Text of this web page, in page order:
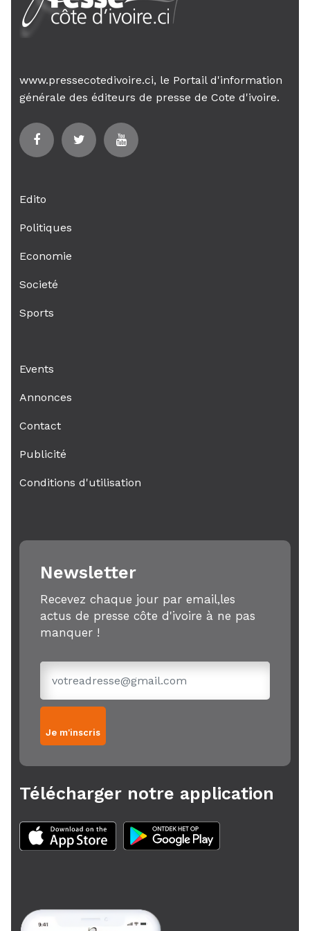
www.pressecotedivoire.ci, le Portail d'information
générale des éditeurs de presse de Cote d'ivoire.
Edito
Politiques
Economie
Societé
Sports
Events
Annonces
Contact
Publicité
Conditions d'utilisation
Newsletter
Recevez chaque jour par email,les
actus de presse côte d'ivoire à ne pas
manquer !
Je m'inscris
Télécharger notre application